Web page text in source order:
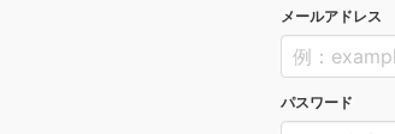
メールアドレス
パスワード